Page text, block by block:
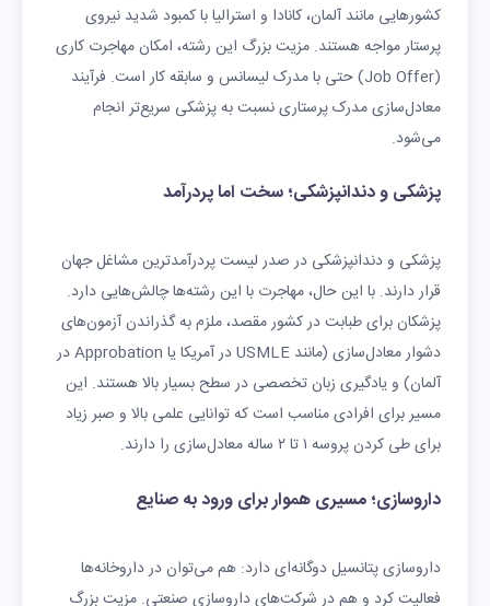
کشورهایی مانند آلمان، کانادا و استرالیا با کمبود شدید نیروی
پرستار مواجه هستند. مزیت بزرگ این رشته، امکان مهاجرت کاری
(Job Offer) حتی با مدرک لیسانس و سابقه کار است. فرآیند
معادل‌سازی مدرک پرستاری نسبت به پزشکی سریع‌تر انجام
می‌شود.
پزشکی و دندانپزشکی؛ سخت اما پردرآمد
پزشکی و دندانپزشکی در صدر لیست پردرآمدترین مشاغل جهان
قرار دارند. با این حال، مهاجرت با این رشته‌ها چالش‌هایی دارد.
پزشکان برای طبابت در کشور مقصد، ملزم به گذراندن آزمون‌های
دشوار معادل‌سازی (مانند USMLE در آمریکا یا Approbation در
آلمان) و یادگیری زبان تخصصی در سطح بسیار بالا هستند. این
مسیر برای افرادی مناسب است که توانایی علمی بالا و صبر زیاد
برای طی کردن پروسه ۱ تا ۲ ساله معادل‌سازی را دارند.
داروسازی؛ مسیری هموار برای ورود به صنایع
داروسازی پتانسیل دوگانه‌ای دارد: هم می‌توان در داروخانه‌ها
فعالیت کرد و هم در شرکت‌های داروسازی صنعتی. مزیت بزرگ